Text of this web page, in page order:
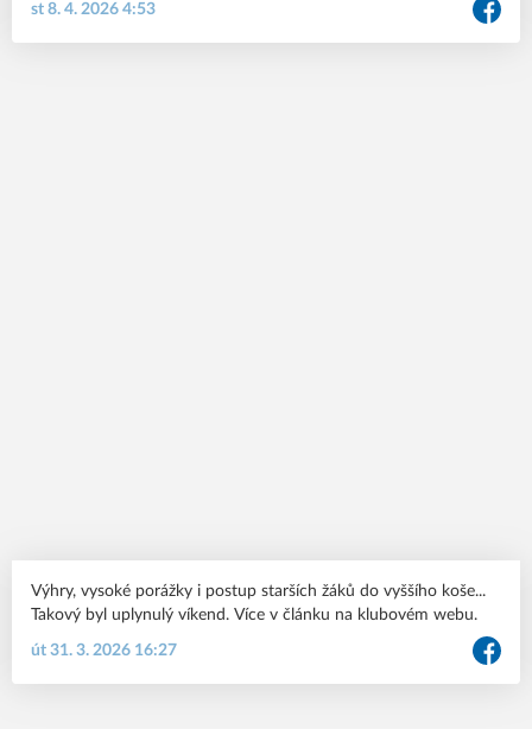
st 8. 4. 2026 4:53
Výhry, vysoké porážky i postup starších žáků do vyššího koše...
Takový byl uplynulý víkend. Více v článku na klubovém webu.
út 31. 3. 2026 16:27